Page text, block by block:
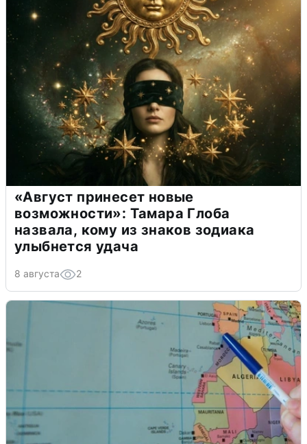
«Август принесет новые
возможности»: Тамара Глоба
назвала, кому из знаков зодиака
улыбнется удача
8 августа 2